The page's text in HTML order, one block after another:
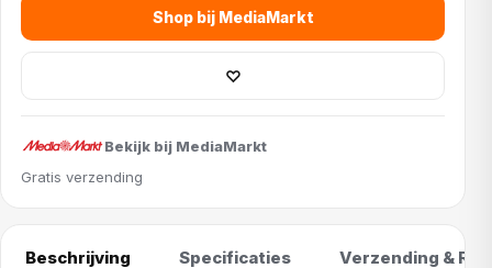
Shop bij MediaMarkt
♡
Bekijk bij MediaMarkt
Gratis verzending
Beschrijving Specificaties Verzending &